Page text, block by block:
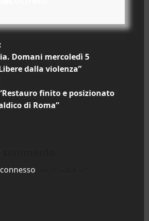
Domani mercoledì 5
dalla violenza”
finito e posizionato
di Roma”
connesso